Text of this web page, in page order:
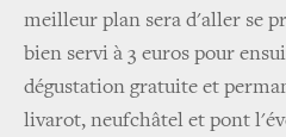
meilleur plan sera d'aller se
bien servi à 3 euros pour
dégustation gratuite et
livarot, neufchâtel et pont